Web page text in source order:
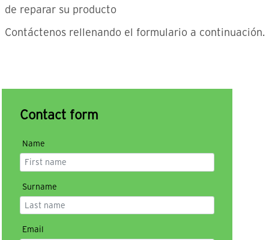
de reparar su producto
Contáctenos rellenando el formulario a continuación.
Contact form
Name
Surname
Email